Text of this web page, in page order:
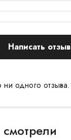
одного отзыва.
Написать отзыв